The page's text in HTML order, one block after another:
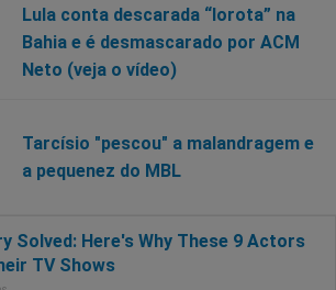
Lula conta descarada “lorota” na
Bahia e é desmascarado por ACM
Neto (veja o vídeo)
Tarcísio "pescou" a malandragem e
a pequenez do MBL